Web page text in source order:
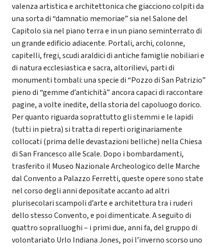
valenza artistica e architettonica che giacciono colpiti da
una sorta di “damnatio memoriae” sia nel Salone del
Capitolo sia nel piano terra e in un piano seminterrato di
un grande edificio adiacente. Portali, archi, colonne,
capitelli, fregi, scudi araldici di antiche famiglie nobiliari e
di natura ecclesiastica e sacra, altorilievi, parti di
monumenti tombali: una specie di “Pozzo di San Patrizio”
pieno di “gemme d’antichità” ancora capaci di raccontare
pagine, a volte inedite, della storia del capoluogo dorico.
Per quanto riguarda soprattutto gli stemmi e le lapidi
(tutti in pietra) si tratta di reperti originariamente
collocati (prima delle devastazioni belliche) nella Chiesa
di San Francesco alle Scale. Dopo i bombardamenti,
trasferito il Museo Nazionale Archeologico delle Marche
dal Convento a Palazzo Ferretti, queste opere sono state
nel corso degli anni depositate accanto ad altri
plurisecolari scampoli d’arte e architettura tra i ruderi
dello stesso Convento, e poi dimenticate. A seguito di
quattro sopralluoghi – i primi due, anni fa, del gruppo di
volontariato Urlo Indiana Jones, poi l’inverno scorso uno